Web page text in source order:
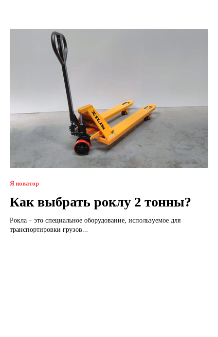
Я новатор
Как выбрать роклу 2 тонны?
Рокла – это специальное оборудование, используемое для
транспортировки грузов...